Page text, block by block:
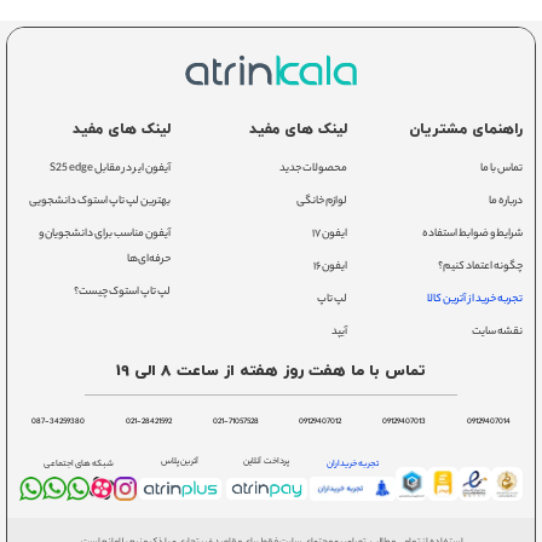
راهنمای مشتریان
تماس با ما
درباره ما
شرایط و ضوابط استفاده
چگونه اعتماد کنیم؟
تجربه خرید از آترین کالا
نقشه سایت
لینک های مفید
محصولات جدید
لوازم خانگی
ایفون ۱۷
ایفون ۱۶
لپ تاپ
آیپد
لینک های مفید
آیفون ایر در مقابل S25 edge
بهترین لپ تاپ استوک دانشجویی
آیفون مناسب برای دانشجویان و
حرفه‌ای‌ها
لپ تاپ استوک چیست؟
تماس با ما هفت روز هفته از ساعت 8 الی 19
09129407014
09129407013
09129407012
021-71057528
021-28421592
087-34259380
تجربه خریداران پرداخت آنلاین آترین پلاس شبکه های اجتماعی